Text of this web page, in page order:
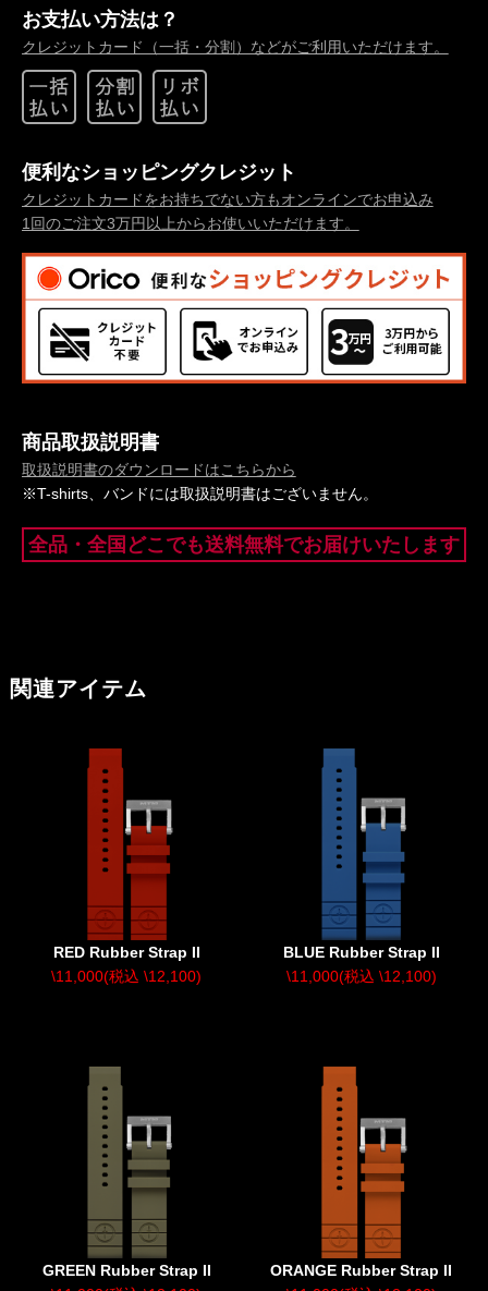
お支払い方法は？
クレジットカード（一括・分割）などがご利用いただけます。
便利なショッピングクレジット
クレジットカードをお持ちでない方もオンラインでお申込み
1回のご注文3万円以上からお使いいただけます。
商品取扱説明書
取扱説明書のダウンロードはこちらから
※T-shirts、バンドには取扱説明書はございません。
全品・全国どこでも送料無料でお届けいたします
関連アイテム
RED Rubber Strap II
\11,000(税込 \12,100)
BLUE Rubber Strap II
\11,000(税込 \12,100)
GREEN Rubber Strap II
ORANGE Rubber Strap II